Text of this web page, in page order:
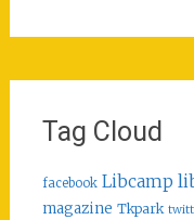
Tag Cloud
facebook Libcamp
magazine Tkpark